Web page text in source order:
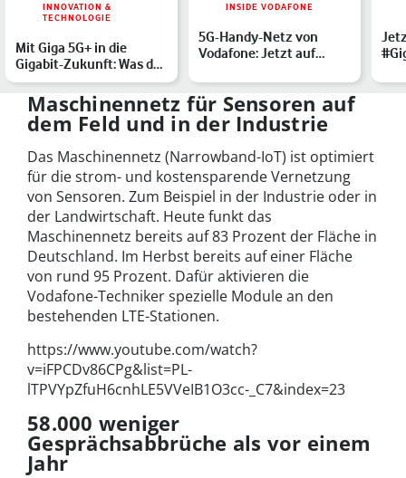
INNOVATION &
TECHNOLOGIE
Mit Giga 5G+ in die
Gigabit-Zukunft: Was das
Echtzeit-Netz möglic…
INSIDE VODAFONE
5G-Handy-Netz von
Vodafone: Jetzt auf
Maschinennetz für Sensoren auf
dem Feld und in der Industrie
Das Maschinennetz (Narrowband-IoT) ist optimiert
für die strom- und kostensparende Vernetzung
von Sensoren. Zum Beispiel in der Industrie oder in
der Landwirtschaft. Heute funkt das
Maschinennetz bereits auf 83 Prozent der Fläche in
Deutschland. Im Herbst bereits auf einer Fläche
von rund 95 Prozent. Dafür aktivieren die
Vodafone-Techniker spezielle Module an den
bestehenden LTE-Stationen.
https://www.youtube.com/watch?
v=iFPCDv86CPg&list=PL-
lTPVYpZfuH6cnhLE5VVeIB1O3cc-_C7&index=23
58.000 weniger
Gesprächsabbrüche als vor einem
Jahr